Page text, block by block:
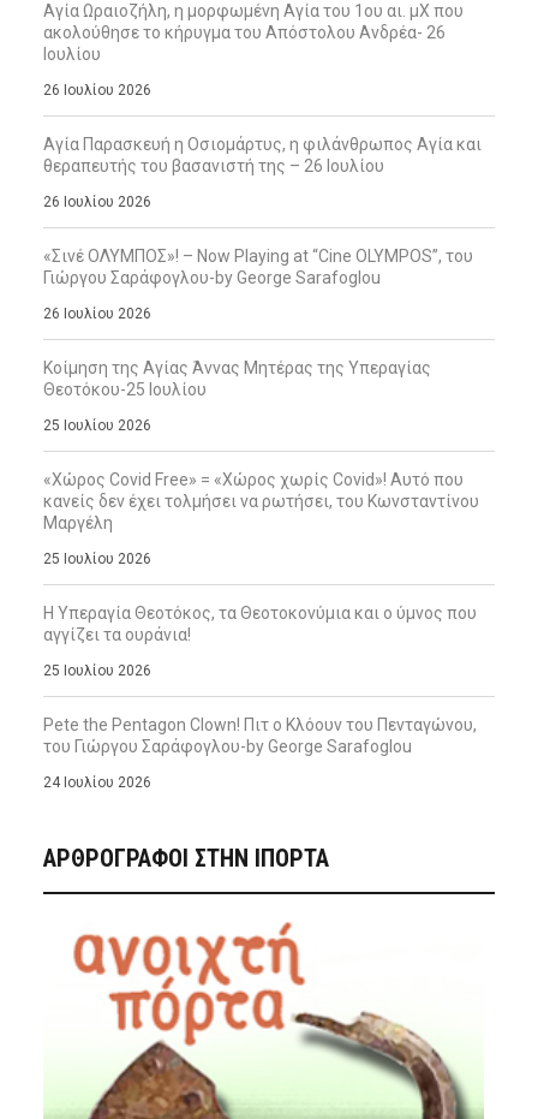
Αγία Ωραιοζήλη, η μορφωμένη Αγία του 1ου αι. μΧ που
ακολούθησε το κήρυγμα του Απόστολου Ανδρέα- 26
Ιουλίου
26 Ιουλίου 2026
Αγία Παρασκευή η Οσιομάρτυς, η φιλάνθρωπος Αγία και
θεραπευτής του βασανιστή της – 26 Ιουλίου
26 Ιουλίου 2026
«Σινέ ΟΛΥΜΠΟΣ»! – Now Playing at “Cine OLYMPOS”, του
Γιώργου Σαράφογλου-by George Sarafoglou
26 Ιουλίου 2026
Κοίμηση της Αγίας Άννας Μητέρας της Υπεραγίας
Θεοτόκου-25 Ιουλίου
25 Ιουλίου 2026
«Χώρος Covid Free» = «Χώρος χωρίς Covid»! Αυτό που
κανείς δεν έχει τολμήσει να ρωτήσει, του Κωνσταντίνου
Μαργέλη
25 Ιουλίου 2026
Η Υπεραγία Θεοτόκος, τα Θεοτοκονύμια και ο ύμνος που
αγγίζει τα ουράνια!
25 Ιουλίου 2026
Pete the Pentagon Clown! Πιτ ο Κλόουν του Πενταγώνου,
του Γιώργου Σαράφογλου-by George Sarafoglou
24 Ιουλίου 2026
ΑΡΘΡΟΓΡΑΦΟΙ ΣΤΗΝ IΠΟΡΤΑ